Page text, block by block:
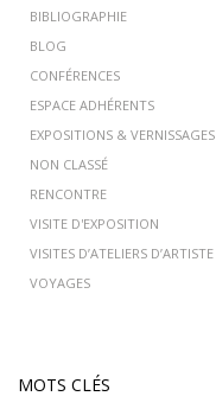
BIBLIOGRAPHIE
BLOG
CONFÉRENCES
ESPACE ADHÉRENTS
EXPOSITIONS & VERNISSAGES
NON CLASSÉ
RENCONTRE
VISITE D'EXPOSITION
VISITES D’ATELIERS D’ARTISTE
VOYAGES
MOTS CLÉS